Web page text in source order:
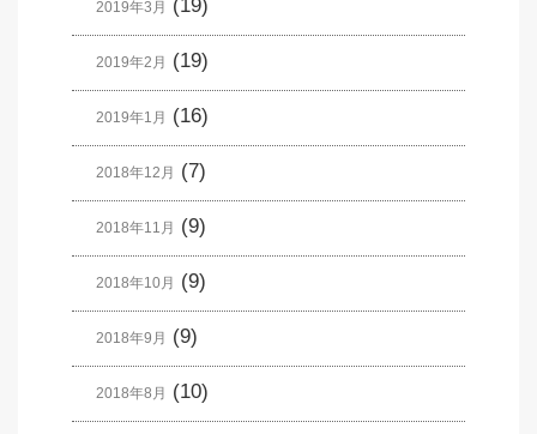
2019年3月 (19)
2019年2月 (19)
2019年1月 (16)
2018年12月 (7)
2018年11月 (9)
2018年10月 (9)
2018年9月 (9)
2018年8月 (10)